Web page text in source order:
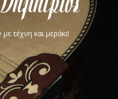
τέχνη και μεράκι!